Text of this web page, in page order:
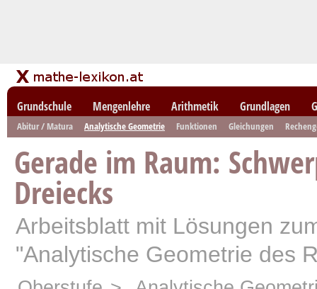
Grundschule Mengenlehre Arithmetik Grundlagen
Abitur / Matura Analytische Geometrie Funktionen Gleichungen
Gerade im Raum:
Dreiecks
Arbeitsblatt mit Lösungen
"Analytische Geometrie des